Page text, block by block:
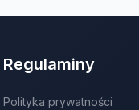
Regulaminy
Polityka prywatności